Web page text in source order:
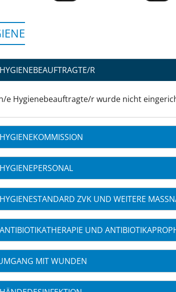
HYGIENEBEAUFTRAGTE/R
e Hygienebeauftragte/r wurde nicht
HYGIENEKOMMISSION
HYGIENEPERSONAL
HYGIENESTANDARD ZVK UND WEITERE
ANTIBIOTIKATHERAPIE UND
MIT WUNDEN